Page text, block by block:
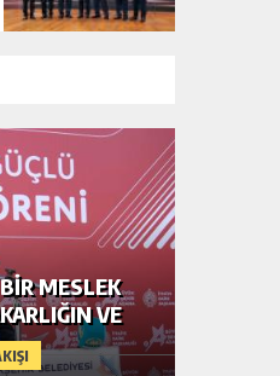
HABER AKIŞI
SULARI TEHLİKEDE
SUYU